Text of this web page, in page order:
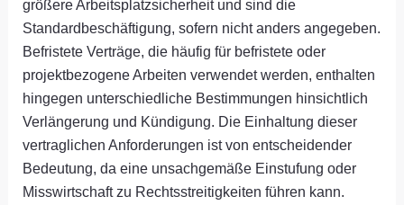
größere Arbeitsplatzsicherheit und sind die
Standardbeschäftigung, sofern nicht anders angegeben.
Befristete Verträge, die häufig für befristete oder
projektbezogene Arbeiten verwendet werden, enthalten
hingegen unterschiedliche Bestimmungen hinsichtlich
Verlängerung und Kündigung. Die Einhaltung dieser
vertraglichen Anforderungen ist von entscheidender
Bedeutung, da eine unsachgemäße Einstufung oder
Misswirtschaft zu Rechtsstreitigkeiten führen kann.